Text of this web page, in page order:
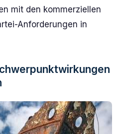
mit den kommerziellen
Anforderungen in